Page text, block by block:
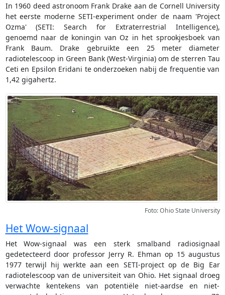
In 1960 deed astronoom Frank Drake aan de Cornell University
het eerste moderne SETI-experiment onder de naam 'Project
Ozma' (SETI: Search for Extraterrestrial Intelligence),
genoemd naar de koningin van Oz in het sprookjesboek van
Frank Baum. Drake gebruikte een 25 meter diameter
radiotelescoop in Green Bank (West-Virginia) om de sterren Tau
Ceti en Epsilon Eridani te onderzoeken nabij de frequentie van
1,42 gigahertz.
Foto: Ohio State University
Het Wow-signaal
Het Wow-signaal was een sterk smalband radiosignaal
gedetecteerd door professor Jerry R. Ehman op 15 augustus
1977 terwijl hij werkte aan een SETI-project op de Big Ear
radiotelescoop van de universiteit van Ohio. Het signaal droeg
verwachte kentekens van potentiële niet-aardse en niet-